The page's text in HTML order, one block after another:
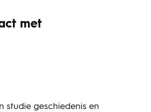
met
studie geschiedenis en